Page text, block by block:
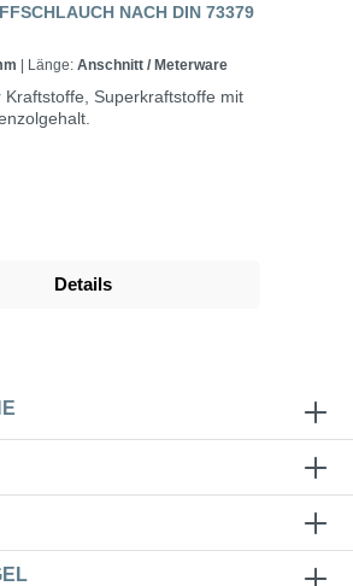
NACH DIN 73379
| Länge: Anschnitt / Meterware
Kraftstoffe, Superkraftstoffe mit
Details